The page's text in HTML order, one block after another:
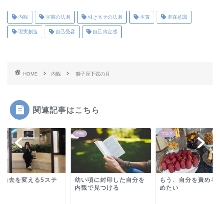
内観 宇宙の法則 引き寄せの法則 本質 潜在意識
現実創造 自己受容 自己肯定感
HOME 内観 獅子座下弦の月
関連記事はこちら
過去を変える5ステ
内観
幼い頃に封印した自分を
内観で見つける
ブログ
もう、自分を責める
めたい